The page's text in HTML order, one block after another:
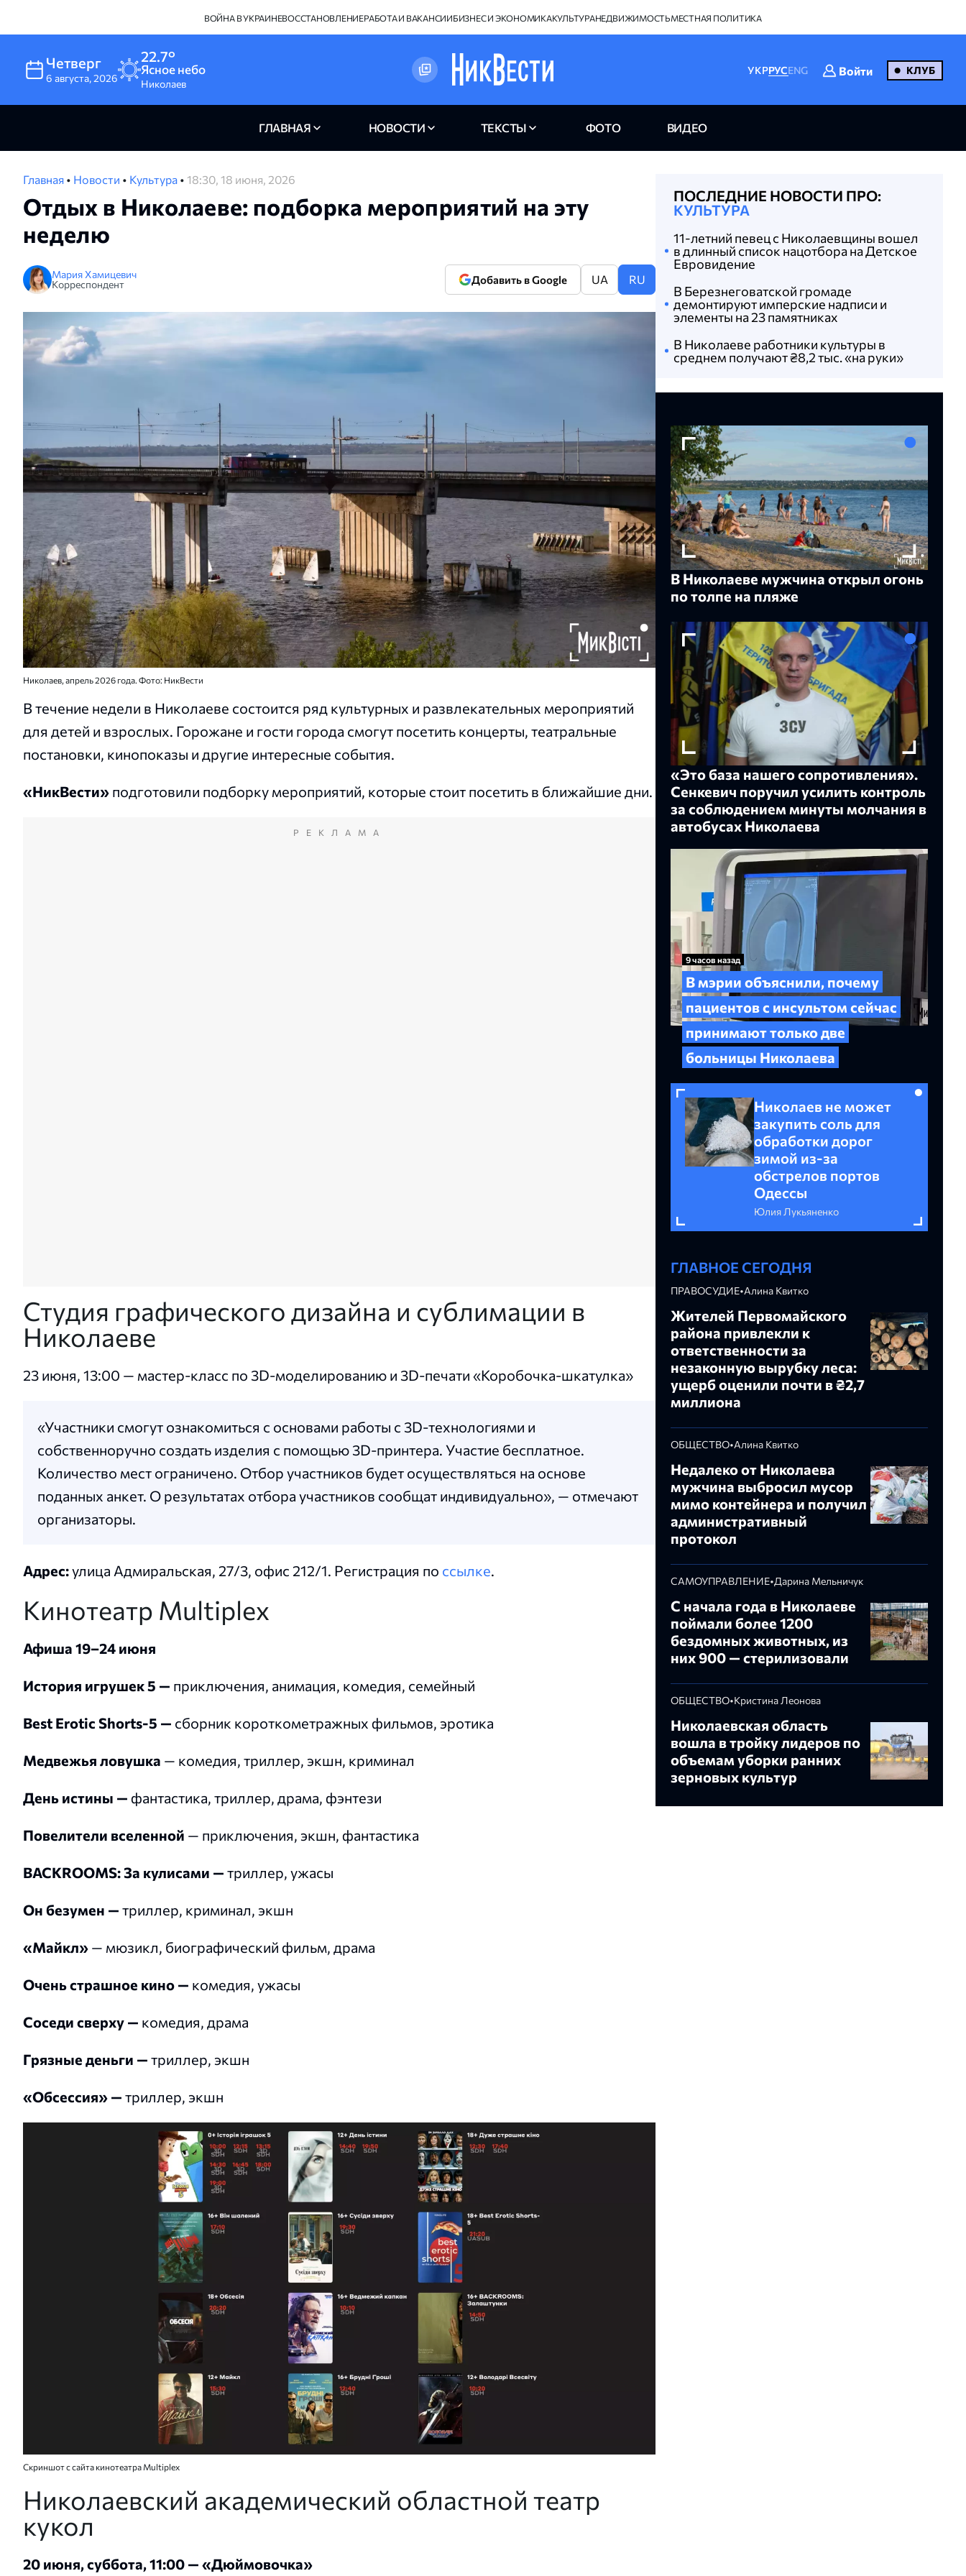
ВОЙНА В УКРАИНЕВОССТАНОВЛЕНИЕРАБОТА И ВАКАНСИИБИЗНЕС И ЭКОНОМИКАКУЛЬТУРАНЕДВИЖИМОСТЬМЕСТНАЯ ПОЛИТИКА
Четверг
6 августа,2026
22.7°
Ясное небо
Николаев
УКРРУСENG Войти КЛУБ
ГЛАВНАЯ НОВОСТИ ТЕКСТЫ ФОТО ВИДЕО
Главная • Новости • Культура • 18:30, 18 июня, 2026
Отдых в Николаеве: подборка мероприятий на эту
неделю
Мария Хамицевич
Корреспондент
Добавить в Google UA RU
Николаев, апрель 2026 года. Фото: НикВести
В течение недели в Николаеве состоится ряд культурных и развлекательных мероприятий
для детей и взрослых. Горожане и гости города смогут посетить концерты, театральные
постановки, кинопоказы и другие интересные события.
«НикВести» подготовили подборку мероприятий, которые стоит посетить в ближайшие дни.
РЕКЛАМА
Студия графического дизайна и сублимации в
Николаеве
23 июня, 13:00 — мастер-класс по 3D-моделированию и 3D-печати «Коробочка-шкатулка»
«Участники смогут ознакомиться с основами работы с 3D-технологиями и
собственноручно создать изделия с помощью 3D-принтера. Участие бесплатное.
Количество мест ограничено. Отбор участников будет осуществляться на основе
поданных анкет. О результатах отбора участников сообщат индивидуально», — отмечают
организаторы.
Адрес:улица Адмиральская, 27/3, офис 212/1. Регистрация по ссылке.
Кинотеатр Multiplex
Афиша 19–24 июня
История игрушек 5 — приключения, анимация, комедия, семейный
Best Erotic Shorts-5 — сборник короткометражных фильмов, эротика
Медвежья ловушка — комедия, триллер, экшн, криминал
День истины — фантастика, триллер, драма, фэнтези
Повелители вселенной — приключения, экшн, фантастика
BACKROOMS: За кулисами — триллер, ужасы
Он безумен — триллер, криминал, экшн
«Майкл» — мюзикл, биографический фильм, драма
Очень страшное кино — комедия, ужасы
Соседи сверху — комедия, драма
Грязные деньги — триллер, экшн
«Обсессия» — триллер, экшн
Скриншот с сайта кинотеатра Multiplex
Николаевский академический областной театр
кукол
20 июня, суббота, 11:00 — «Дюймовочка»
ПОСЛЕДНИЕ НОВОСТИ ПРО:
КУЛЬТУРА
11-летний певец с Николаевщины вошел
в длинный список нацотбора на Детское
Евровидение
В Березнеговатской громаде
демонтируют имперские надписи и
элементы на 23 памятниках
В Николаеве работники культуры в
среднем получают ₴8,2 тыс. «на руки»
В Николаеве мужчина открыл огонь
по толпе на пляже
«Это база нашего сопротивления».
Сенкевич поручил усилить контроль
за соблюдением минуты молчания в
автобусах Николаева
9 часов назад
В мэрии объяснили, почему
пациентов с инсультом сейчас
принимают только две
больницы Николаева
Николаев не может
закупить соль для
обработки дорог
зимой из-за
обстрелов портов
Одессы
Юлия Лукьяненко
ГЛАВНОЕ СЕГОДНЯ
ПРАВОСУДИЕ•Алина Квитко
Жителей Первомайского
района привлекли к
ответственности за
незаконную вырубку леса:
ущерб оценили почти в ₴2,7
миллиона
ОБЩЕСТВО•Алина Квитко
Недалеко от Николаева
мужчина выбросил мусор
мимо контейнера и получил
административный
протокол
САМОУПРАВЛЕНИЕ•Дарина Мельничук
С начала года в Николаеве
поймали более 1200
бездомных животных, из
них 900 — стерилизовали
ОБЩЕСТВО•Кристина Леонова
Николаевская область
вошла в тройку лидеров по
объемам уборки ранних
зерновых культур